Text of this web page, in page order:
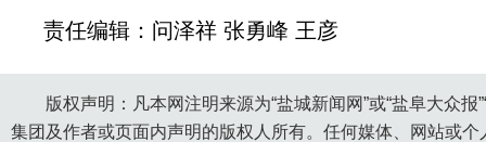
责任编辑：问泽祥 张勇峰 王彦
版权声明：凡本网注明来源为“盐城新闻网”或“盐阜大众
集团及作者或页面内声明的版权人所有。任何媒体、网站或